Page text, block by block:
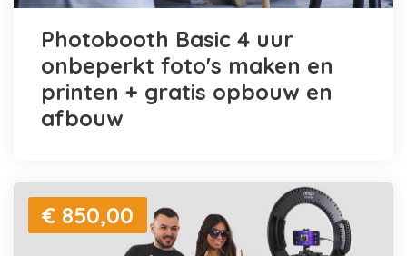
Photobooth Basic 4 uur
onbeperkt foto's maken en
printen + gratis opbouw en
afbouw
€ 850,00